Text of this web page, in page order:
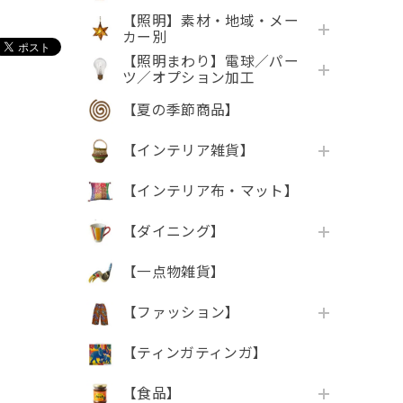
【照明】素材・地域・メー
カー別
【照明まわり】電球／パー
ツ／オプション加工
【夏の季節商品】
【インテリア雑貨】
【インテリア布・マット】
【ダイニング】
【一点物雑貨】
【ファッション】
【ティンガティンガ】
【食品】